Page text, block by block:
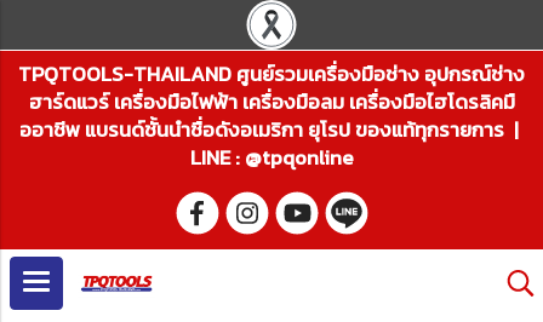
TPQTOOLS-THAILAND ศูนย์รวมเครื่องมือช่าง อุปกรณ์ช่าง
ฮาร์ดแวร์ เครื่องมือไฟฟ้า เครื่องมือลม เครื่องมือไฮโดรลิคมื
ออาชีพ แบรนด์ชั้นนำชื่อดังอเมริกา ยุโรป ของแท้ทุกรายการ |
LINE : @tpqonline